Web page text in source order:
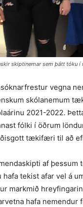
skiptinemar sem þátt tóku
vegna
skólanemum
2021-2022.
fólki í öðrum
tækifæri til að
af þessum
hafa tekist afar vel á
markmið
hafa